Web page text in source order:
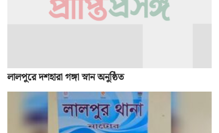
লালপুরে দশহারা গঙ্গা স্নান অনুষ্ঠিত